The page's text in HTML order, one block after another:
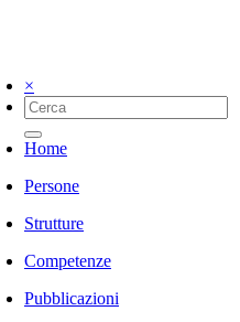
×
Home
Persone
Strutture
Competenze
Pubblicazioni